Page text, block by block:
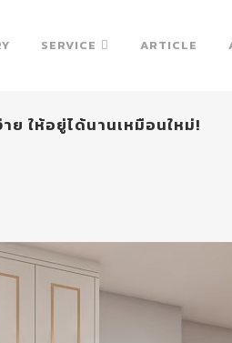
SERVICE ARTICLE
ย ให้อยู่ได้นานเหมือนใหม่!